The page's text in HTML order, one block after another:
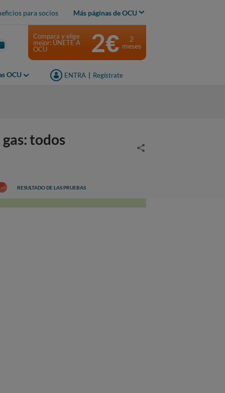
para socios Más páginas de OCU
OCU ENTRA Regístrate
Compara y elige
mejor: ÚNETE A
OCU
2€
2
meses
todos
RESULTADO DE LAS PRUEBAS